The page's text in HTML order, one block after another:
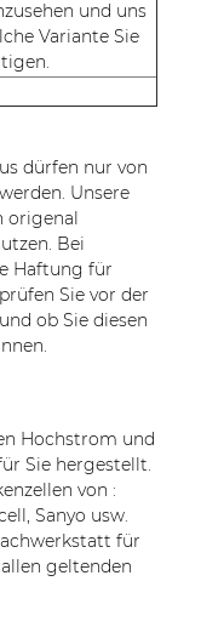
und uns
Variante Sie
dürfen nur von
Unsere
origenal
Bei
Haftung für
Sie vor der
ob Sie diesen
Hochstrom und
Sie hergestellt.
von :
Sanyo usw.
für
geltenden